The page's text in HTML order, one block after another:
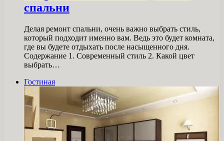
спальни
Делая ремонт спальни, очень важно выбрать стиль,
который подходит именно вам. Ведь это будет комната,
где вы будете отдыхать после насыщенного дня.
Содержание 1. Современный стиль 2. Какой цвет
выбрать…
Гостиная